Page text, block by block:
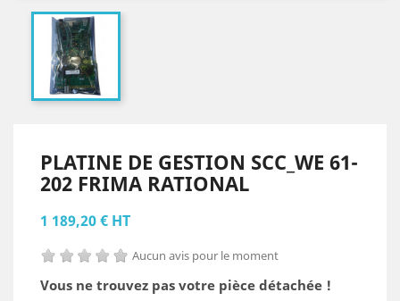
PLATINE DE GESTION SCC_WE 61-
202 FRIMA RATIONAL
1 189,20 € HT
Aucun avis pour le moment
Vous ne trouvez pas votre pièce détachée !